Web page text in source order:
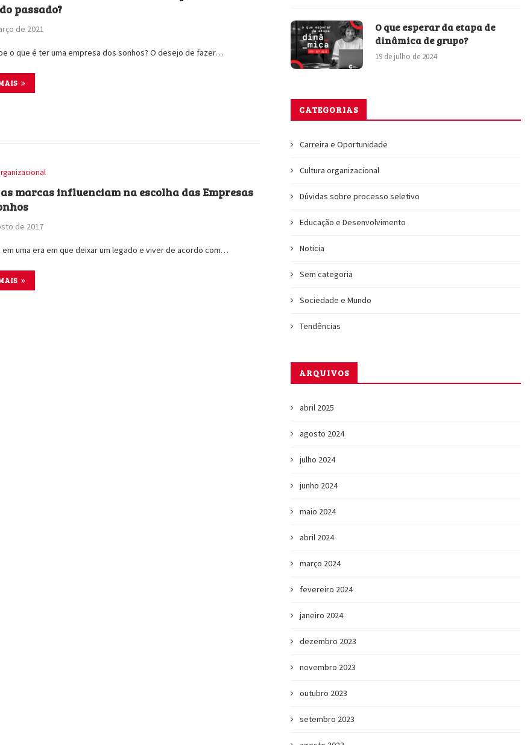
passado?
de 2021
o que é ter uma empresa dos sonhos? O desejo de fazer…
as marcas influenciam na escolha das Empresas
de 2017
em uma era em que deixar um legado e viver de acordo com…
O que esperar da etapa de
dinâmica de grupo?
19 de julho de 2024
CATEGORIAS
Carreira e Oportunidade
Cultura organizacional
Dúvidas sobre processo seletivo
Educação e Desenvolvimento
Noticia
Sem categoria
Sociedade e Mundo
Tendências
ARQUIVOS
abril 2025
agosto 2024
julho 2024
junho 2024
maio 2024
abril 2024
março 2024
fevereiro 2024
janeiro 2024
dezembro 2023
novembro 2023
outubro 2023
setembro 2023